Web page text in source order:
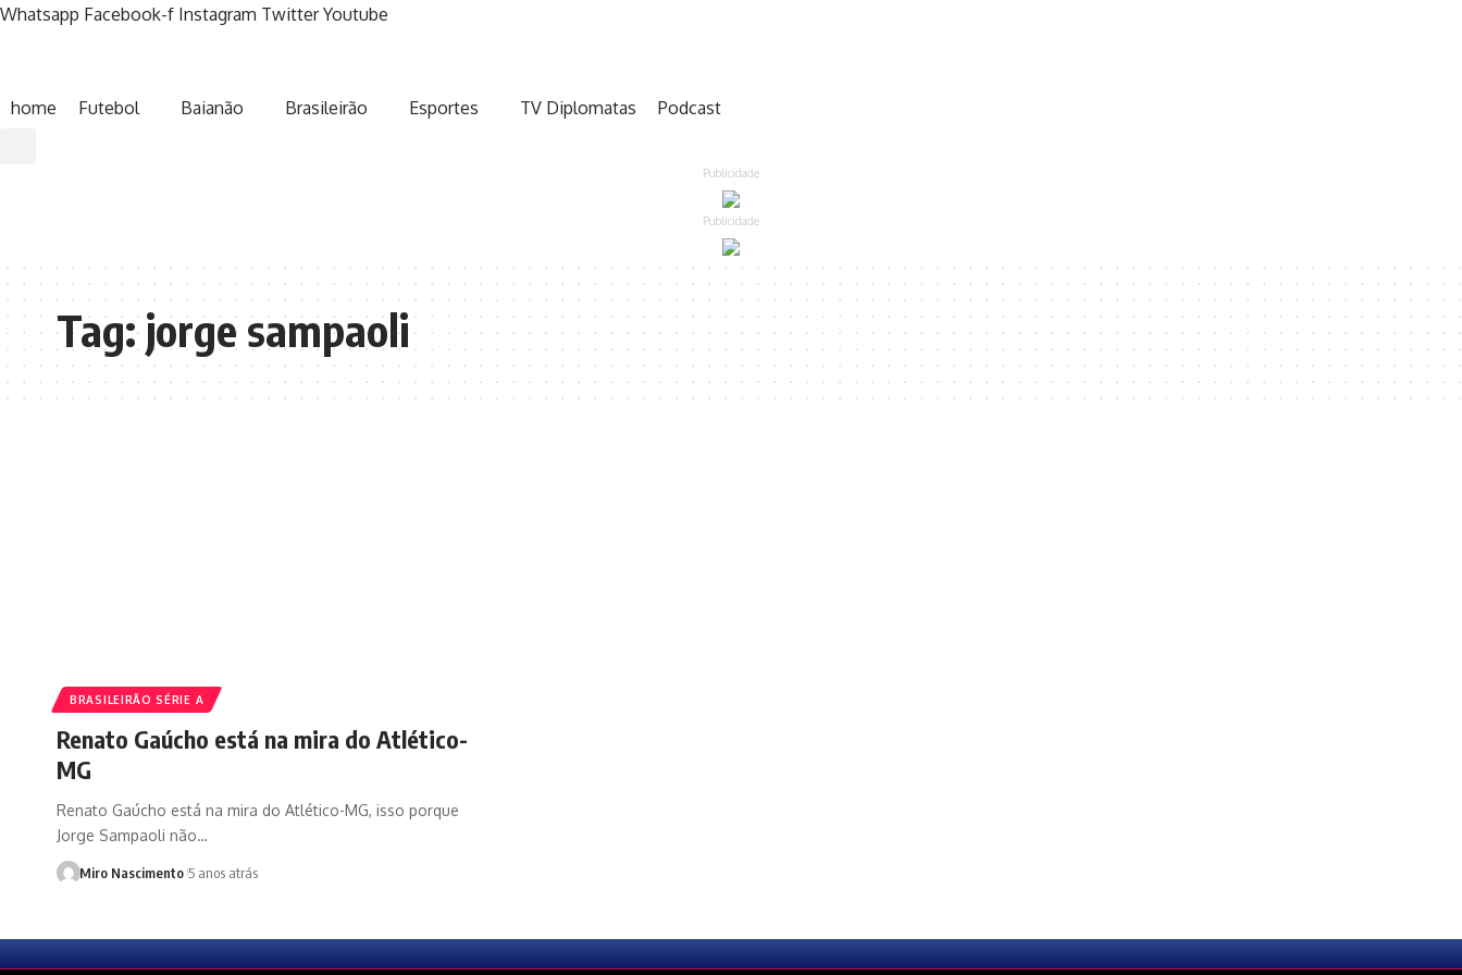
Whatsapp Facebook-f Instagram Twitter Youtube
home Futebol Baianão Brasileirão Esportes TV Diplomatas Podcast
Publicidade
Publicidade
Tag:jorge sampaoli
BRASILEIRÃO SÉRIE A
Renato Gaúcho está na mira do Atlético-
MG
Renato Gaúcho está na mira do Atlético-MG, isso porque
Jorge Sampaoli não…
Miro Nascimento 5 anos atrás